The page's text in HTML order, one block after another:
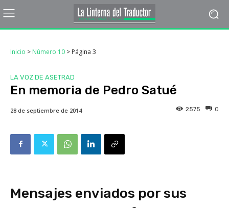
Inicio > Número 10 > Página 3
LA VOZ DE ASETRAD
En memoria de Pedro Satué
28 de septiembre de 2014 0
2575
Mensajes enviados por sus